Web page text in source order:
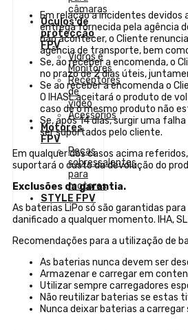
câmaras
Óculos de
protecção
FPV
Vidros e
Monitores
Receptores
de
vídeo
Acessórios
Motores
FPV
Peças
sobressalentes
para
motores
STYLE FPV
Em relação a incidentes
entrega fornecida pela agência
não acontecer, o Cliente
agência de transporte, bem
Se, ao receber a encomenda, o
no prazo de 2 dias úteis,
Se ao receber a encomenda o
O IHASL aceitará o produto de
caso de o mesmo produto não
Se, após 14 dias, surgir uma
ser suportados pelo cliente.
Em qualquer dos casos acima
suportará o custo da devolução do
Exclusões da garantia.
As baterias LiPo só são garantidas
danificado a qualquer momento. IHA,
Recomendações para a utilização de
As baterias nunca devem ser
Armazenar e carregar em
Utilizar sempre carregadores
Não reutilizar baterias se estas
Nunca deixar baterias a